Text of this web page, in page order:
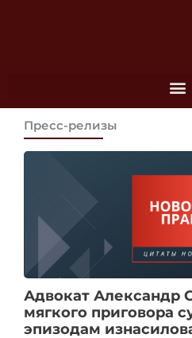
Пресс-релизы
Адвокат Александр
мягкого приговора
эпизодам